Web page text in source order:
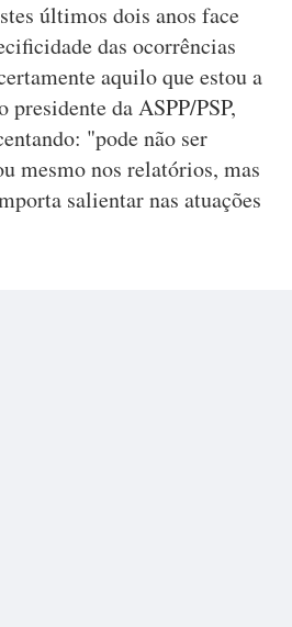
últimos dois anos face
das ocorrências
aquilo que estou a
da ASPP/PSP,
"pode não ser
mesmo nos relatórios, mas
salientar nas atuações